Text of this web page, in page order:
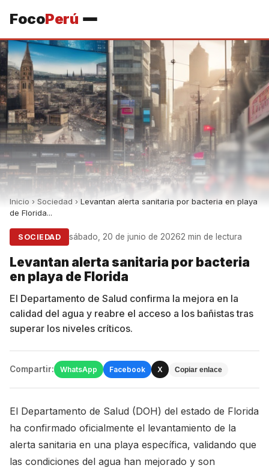
FocoPerú
Inicio › Sociedad › Levantan alerta sanitaria por bacteria en playa
de Florida...
SOCIEDAD sábado, 20 de junio de 20262 min de lectura
Levantan alerta sanitaria por bacteria
en playa de Florida
El Departamento de Salud confirma la mejora en la
calidad del agua y reabre el acceso a los bañistas tras
superar los niveles críticos.
Compartir: WhatsApp Facebook X Copiar enlace
El Departamento de Salud (DOH) del estado de Florida
ha confirmado oficialmente el levantamiento de la
alerta sanitaria en una playa específica, validando que
las condiciones del agua han mejorado y son